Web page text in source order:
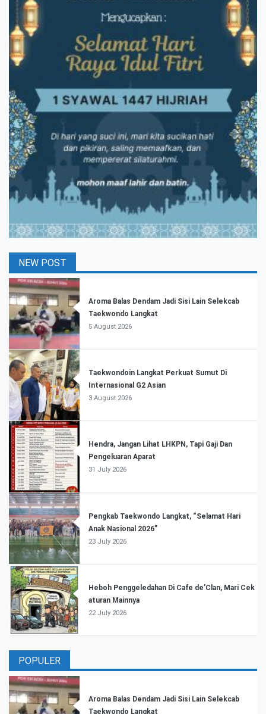
NEW POST
Aroma Balas Dendam Jadi Sisi Lain Selekcab
Taekwondo Langkat
5 August 2026
Taekwondoin Langkat Perkuat Sumut Di
Internasional G2 Asian
3 August 2026
Hendra, Jangan Lihat LHKPN, Tapi Gaji Dan
Pengeluaran Aparat
31 July 2026
Pengkab Taekwondo Langkat, “Selamat Hari
Anak Nasional 2026”
23 July 2026
Heboh Penggeledahan Di Cafe de’Clan, Mari Cek
aturan Mainnya
22 July 2026
POPULER
Aroma Balas Dendam Jadi Sisi Lain Selekcab
Taekwondo Langkat